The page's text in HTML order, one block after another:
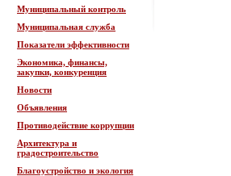
Муниципальный контроль
Муниципальная служба
Показатели эффективности
Экономика, финансы,
закупки, конкуренция
Новости
Объявления
Противодействие коррупции
Архитектура и
градостроительство
Благоустройство и экология